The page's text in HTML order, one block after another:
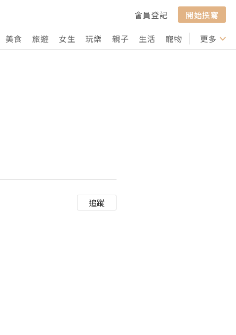
會員登記
開始撰寫
美食 旅遊 女生 玩樂 親子 生活 寵物 行山 打卡
更多
追蹤